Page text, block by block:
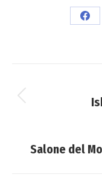
navigation
Salone del